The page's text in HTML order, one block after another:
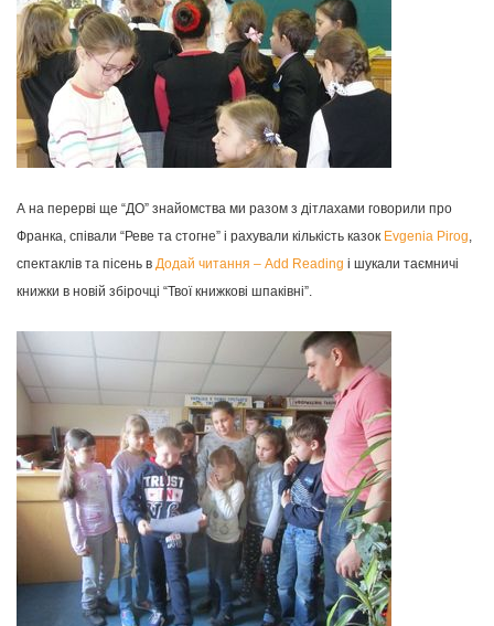
А на перерві ще “ДО” знайомства ми разом з дітлахами говорили про
Франка, співали “Реве та стогне” і рахували кількість казок Evgenia Pirog
спектаклів та пісень в Додай читання – Add Reading і шукали таємничі
книжки в новій збірочці “Твої книжкові шпаківні”.